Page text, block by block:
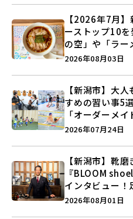
【2026年7月
ーストップ10
の空」や「ラー
注目記事をラン
2026年08月03日
【新潟市】大
すめの習い事5
「オーダーメ
キックボクシン
2026年07月24日
【新潟市】靴
『BLOOM
インタビュー！
つくる装いの提
2026年08月01日